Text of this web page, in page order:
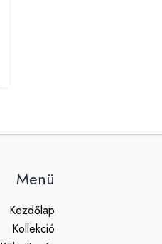
Menü
Kezdőlap
Kollekció